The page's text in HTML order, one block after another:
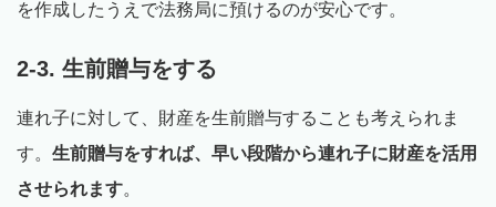
を作成したうえで法務局に預けるのが安心です。
2-3. 生前贈与をする
連れ子に対して、財産を生前贈与することも考えられま
す。 生前贈与をすれば、早い段階から連れ子に財産を活用
させられます。